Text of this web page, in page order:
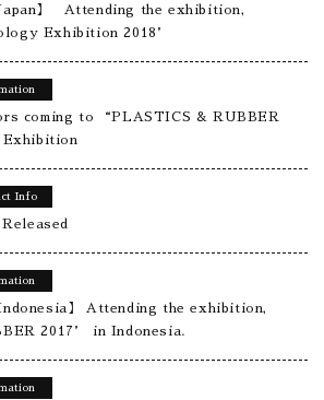
】 Attending the exhibition,
Exhibition 2018’
coming to “PLASTICS & RUBBER
Info
】 Attending the exhibition,
2017’ in Indonesia.